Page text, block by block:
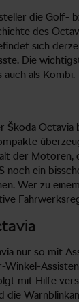
die Golf-
des
sich
Die
als Kombi.
Motoren,
noch ein
Wer zu
nur so mit
mit Hilfe
die